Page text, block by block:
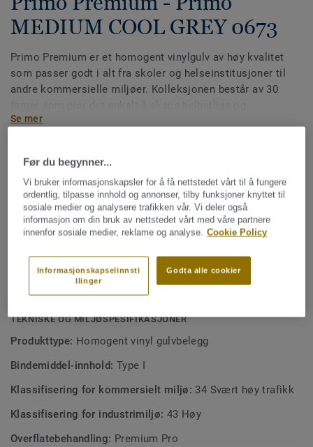
MEDIUM COOL GREY 0673
Primo Premium er et homogent vinylgulv av høy kvalitet
som passer godt i alt fra skoler og helseinstitusjoner til
andre kommersielle miljøer. Kolleksjonen består av 30
funksjonelle interiører. Premium Pro-overflaten gir gulvet
Se mer
NØKKELEGENSKAPER
Inneholder i gjennomsnitt 25 % resirkulert materiale
Premium Pro-overflate som gjør rengjøring enklere og
overflaten mer robust
Moderne og harmoniske farger
Acczent-chips for uendelige mulige fargekombinasjoner
Fargekoordinert sveisetråd for perfekt resultat
TEKNISKE OG MILJØSPESIFIKASJONER
Produkttype: Homogent vinyl gulvbelegg
Bindemiddel-innhold: Type I
Klassifisering for kommersielt miljø: 34 Svært høy trafikk
Klassifisering for industrimiljø: 43 Høy
Overflatebehandling: Premium Pro
Før du begynner...
Vi bruker informasjonskapsler for å få nettstedet vårt til å fungere
ordentlig, tilpasse innhold og annonser, tilby funksjoner knyttet til
sosiale medier og analysere trafikken vår. Vi deler også
informasjon om din bruk av nettstedet vårt med våre partnere
innenfor sosiale medier, reklame og analyse. Cookie Policy
Godta alle cookier
Informasjonskapselinnsti
llinger